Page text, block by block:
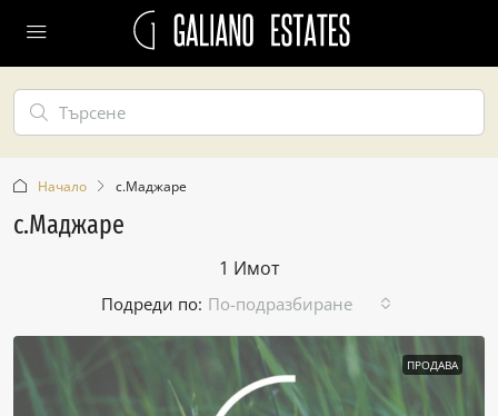
Начало с.Маджаре
с.Маджаре
1 Имот
Подреди по: По-подразбиране
ПРОДАВА